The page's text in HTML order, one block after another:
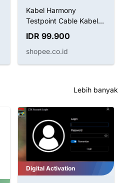
Kabel Harmony
Testpoint Cable Kabel
Boot Huawei
IDR 99.900
shopee.co.id
Lebih banyak
Digital Activation